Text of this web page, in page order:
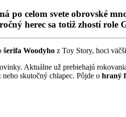
po celom svete obrovské
herec sa totiž zhostí
šerifa Woodyho z Toy Story, hoci
Aktuálne už prebiehajú
skutočný chlapec. Pôjde o hraný